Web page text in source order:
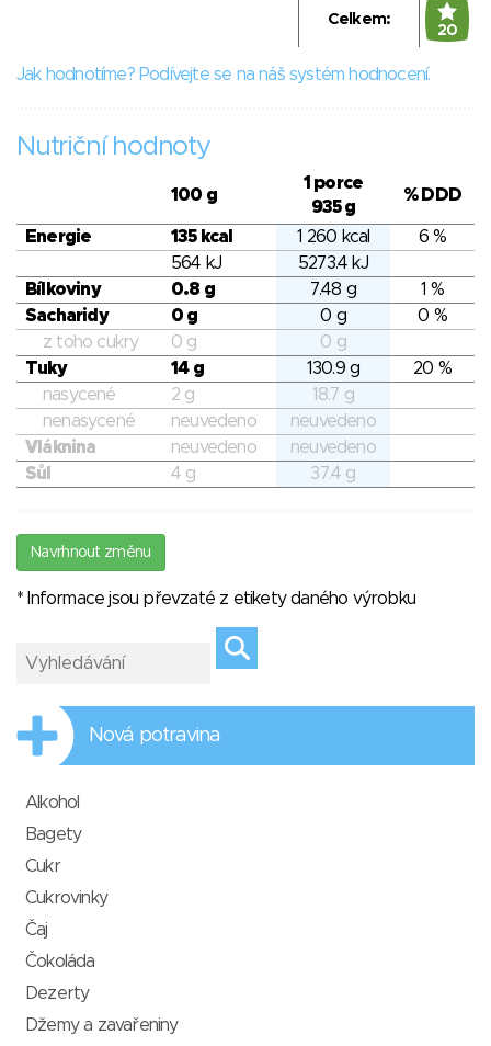
Celkem:
20
Jak hodnotíme? Podívejte se na náš systém hodnocení.
Nutriční hodnoty
100 g
1 porce
935 g
% DDD
Energie 135 kcal 1 260 kcal
6 %
564 kJ
5273.4 kJ
Bílkoviny
0.8 g 7.48 g
1 %
Sacharidy
0 g 0 g
0 %
z toho cukry
0 g
0 g
Tuky
14 g 130.9 g
20 %
nasycené
2 g
18.7 g
nenasycené
neuvedeno
neuvedeno
Vláknina
neuvedeno
neuvedeno
Sůl
4 g 37.4 g
Navrhnout změnu
* Informace jsou převzaté z etikety daného výrobku
Nová potravina
Alkohol
Bagety
Cukr
Cukrovinky
Čaj
Čokoláda
Dezerty
Džemy a zavařeniny